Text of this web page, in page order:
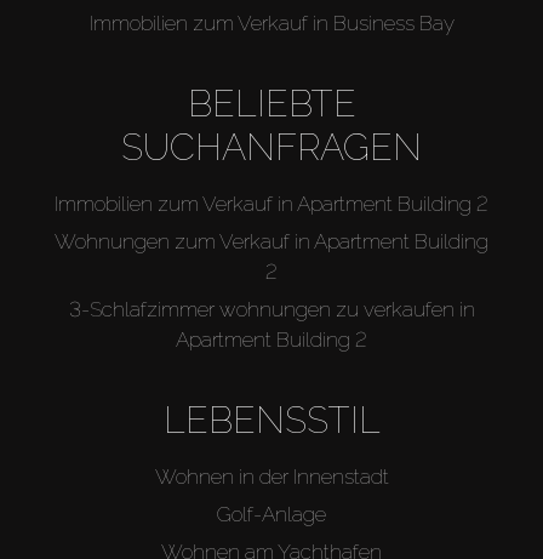
Immobilien zum Verkauf in Business Bay
BELIEBTE
SUCHANFRAGEN
Immobilien zum Verkauf in Apartment Building 2
Wohnungen zum Verkauf in Apartment Building
2
3-Schlafzimmer wohnungen zu verkaufen in
Apartment Building 2
LEBENSSTIL
Wohnen in der Innenstadt
Golf-Anlage
Wohnen am Yachthafen